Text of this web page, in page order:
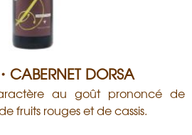
CABERNET DORSA
au goût prononcé de
fruits rouges et de cassis.